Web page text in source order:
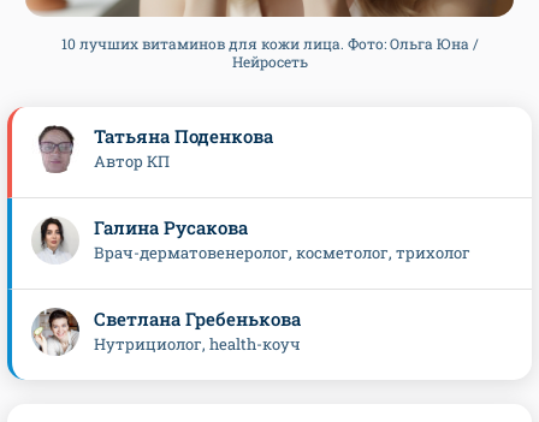
10 лучших витаминов для кожи лица. Фото: Ольга Юна /
Нейросеть
Татьяна Поденкова
Автор КП
Галина Русакова
Врач-дерматовенеролог, косметолог, трихолог
Светлана Гребенькова
Нутрициолог, health-коуч